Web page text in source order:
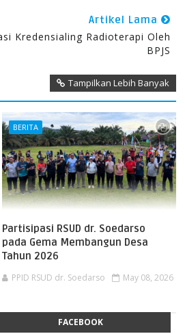
Artikel Lama
Kredensialing Radioterapi Oleh
BPJS
Tampilkan Lebih Banyak
BERITA
Partisipasi RSUD dr. Soedarso
pada Gema Membangun Desa
Tahun 2026
PPID RSUD dr. Soedarso May 08, 2026
FACEBOOK